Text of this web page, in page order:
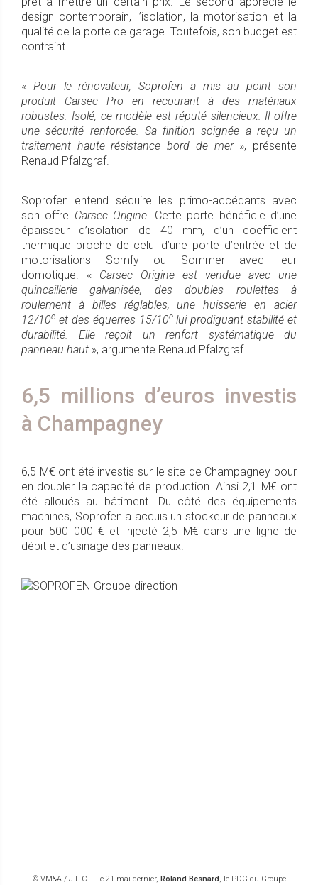
design contemporain, l’isolation, la motorisation et la
qualité de la porte de garage. Toutefois, son budget est
contraint.
« Pour le rénovateur, Soprofen a mis au point son
produit Carsec Pro en recourant à des matériaux
robustes. Isolé, ce modèle est réputé silencieux. Il offre
une sécurité renforcée. Sa finition soignée a reçu un
traitement haute résistance bord de mer », présente
Renaud Pfalzgraf.
Soprofen entend séduire les primo-accédants avec
son offre Carsec Origine. Cette porte bénéficie d’une
épaisseur d’isolation de 40 mm, d’un coefficient
thermique proche de celui d’une porte d’entrée et de
motorisations Somfy ou Sommer avec leur
domotique. « Carsec Origine est vendue avec une
quincaillerie galvanisée, des doubles roulettes à
roulement à billes réglables, une huisserie en acier
12/10e et des équerres 15/10elui prodiguant stabilité et
durabilité. Elle reçoit un renfort systématique du
panneau haut », argumente Renaud Pfalzgraf.
6,5 millions d’euros investis
à Champagney
6,5 M€ ont été investis sur le site de Champagney pour
en doubler la capacité de production. Ainsi 2,1 M€ ont
été alloués au bâtiment. Du côté des équipements
machines, Soprofen a acquis un stockeur de panneaux
pour 500 000 € et injecté 2,5 M€ dans une ligne de
débit et d’usinage des panneaux.
© VM&A / J.L.C. - Le 21 mai dernier, Roland Besnard , le PDG du Groupe